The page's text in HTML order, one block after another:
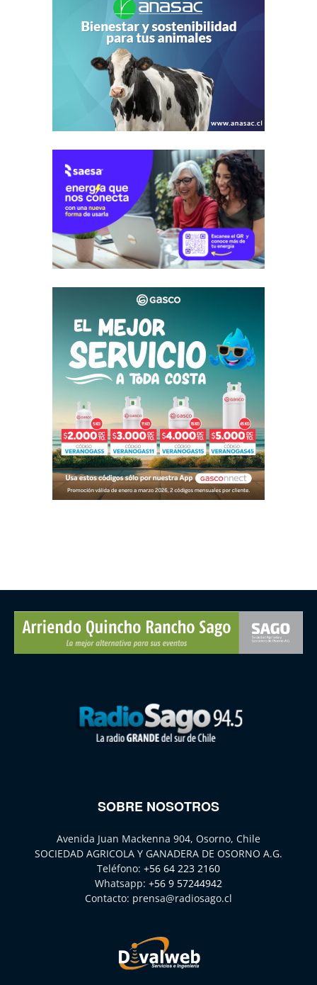
SOBRE NOSOTROS
Avenida Juan Mackenna 904, Osorno, Chile
SOCIEDAD AGRICOLA Y GANADERA DE OSORNO A.G.
Teléfono: +56 64 223 2160
Whatsapp: +56 9 57244942
Contacto: prensa@radiosago.cl